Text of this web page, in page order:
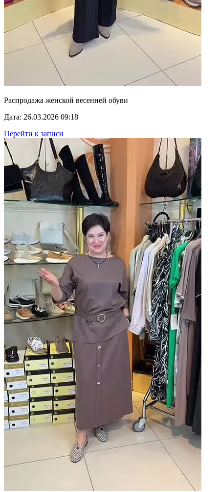
Распродажа женской весенней обуви
Дата: 26.03.2026 09:18
Перейти к записи